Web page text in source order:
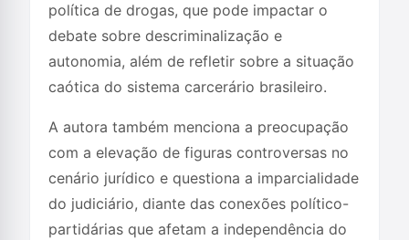
política de drogas, que pode impactar o
debate sobre descriminalização e
autonomia, além de refletir sobre a situação
caótica do sistema carcerário brasileiro.
A autora também menciona a preocupação
com a elevação de figuras controversas no
cenário jurídico e questiona a imparcialidade
do judiciário, diante das conexões político-
partidárias que afetam a independência do